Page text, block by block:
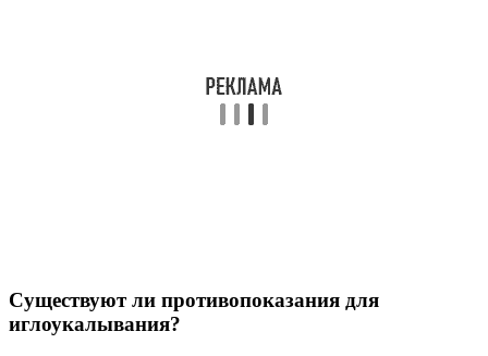
Существуют ли противопоказания для
иглоукалывания?